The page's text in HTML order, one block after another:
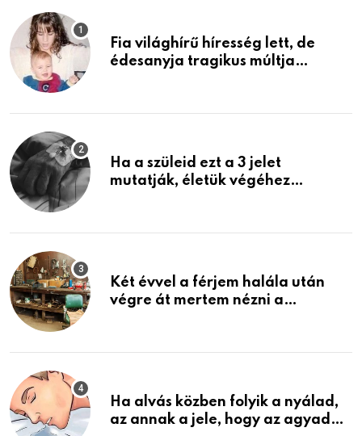
Fia világhírű híresség lett, de
édesanyja tragikus múltja
Ha a szüleid ezt a 3 jelet
mutatják, életük végéhez
Két évvel a férjem halála után
végre át mertem nézni a
életemet
Ha alvás közben folyik a nyálad,
az annak a jele, hogy az agyad…